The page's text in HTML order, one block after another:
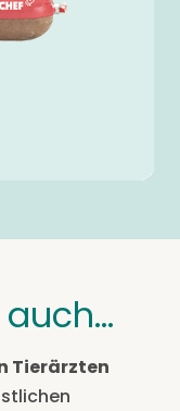
auch…
Tierärzten